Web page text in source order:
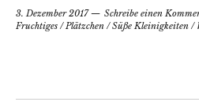
3. Dezember 2017
Schreibe einen
Fruchtiges /Plätzchen /Süße Kleinigkeiten /